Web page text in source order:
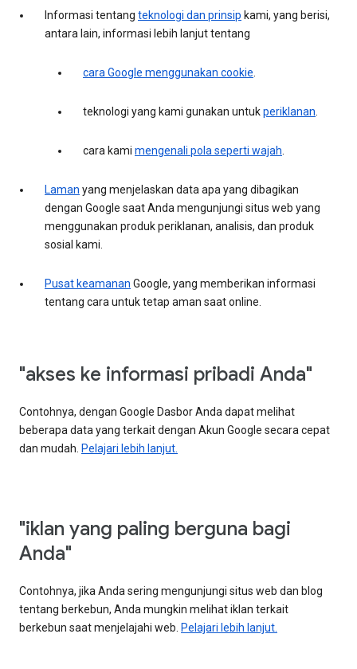
Informasi tentang teknologi dan prinsip kami, yang berisi,
antara lain, informasi lebih lanjut tentang
cara Google menggunakan cookie.
teknologi yang kami gunakan untukperiklanan.
cara kami mengenali pola seperti wajah.
Laman yang menjelaskan data apa yang dibagikan
dengan Google saat Anda mengunjungi situs web yang
menggunakan produk periklanan, analisis, dan produk
sosial kami.
Pusat keamanan Google, yang memberikan informasi
tentang cara untuk tetap aman saat online.
"akses ke informasi pribadi Anda"
Contohnya, dengan Google Dasbor Anda dapat melihat
beberapa data yang terkait dengan Akun Google secara cepat
dan mudah. Pelajari lebih lanjut.
"iklan yang paling berguna bagi
Anda"
Contohnya, jika Anda sering mengunjungi situs web dan blog
tentang berkebun, Anda mungkin melihat iklan terkait
berkebun saat menjelajahi web. Pelajari lebih lanjut.